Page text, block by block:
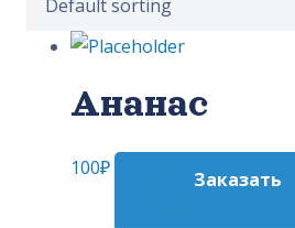
Ананас
100₽ Заказать